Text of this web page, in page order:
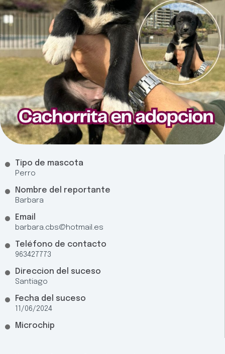
Tipo de mascota
Perro
Nombre del reportante
Barbara
Email
barbara.cbs@hotmail.es
Teléfono de contacto
963427773
Direccion del suceso
Santiago
Fecha del suceso
11/06/2024
Microchip